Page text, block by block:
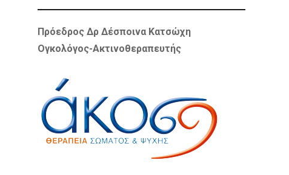
Πρόεδρος Δρ Δέσποινα Κατσώχη
Ογκολόγος-Ακτινοθεραπευτής